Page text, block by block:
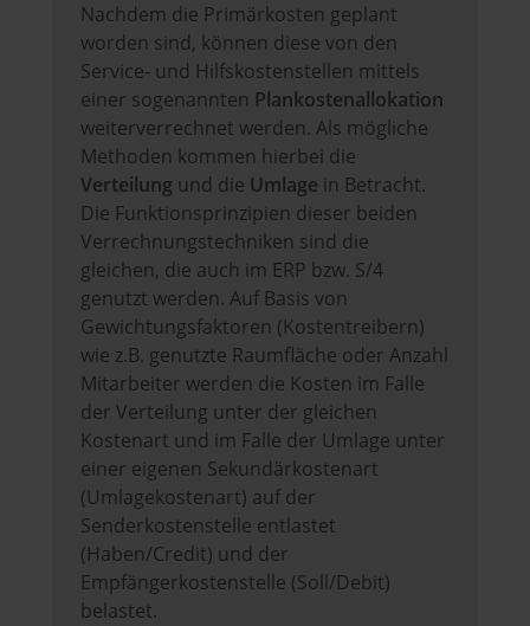
Nachdem die Primärkosten geplant
worden sind, können diese von den
Service- und Hilfskostenstellen mittels
einer sogenannten Plankostenallokation
weiterverrechnet werden. Als mögliche
Methoden kommen hierbei die
Verteilung und die Umlage in Betracht.
Die Funktionsprinzipien dieser beiden
Verrechnungstechniken sind die
gleichen, die auch im ERP bzw. S/4
genutzt werden. Auf Basis von
Gewichtungsfaktoren (Kostentreibern)
wie z.B. genutzte Raumfläche oder Anzahl
Mitarbeiter werden die Kosten im Falle
der Verteilung unter der gleichen
Kostenart und im Falle der Umlage unter
einer eigenen Sekundärkostenart
(Umlagekostenart) auf der
Senderkostenstelle entlastet
(Haben/Credit) und der
Empfängerkostenstelle (Soll/Debit)
belastet.